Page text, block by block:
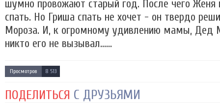
шумно провожают старый год. После чего Женя
спать. Но Гриша спать не хочет - он твердо
Мороза. И, к огромному удивлению мамы, Дед
никто его не вызывал......
Просмотров 8 513
ПОДЕЛИТЬСЯ С ДРУЗЬЯМИ